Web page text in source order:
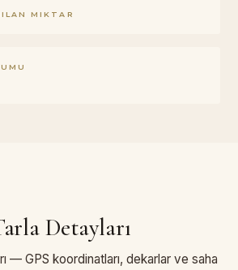
MIKTAR
Detayları
— GPS koordinatları, dekarlar ve saha